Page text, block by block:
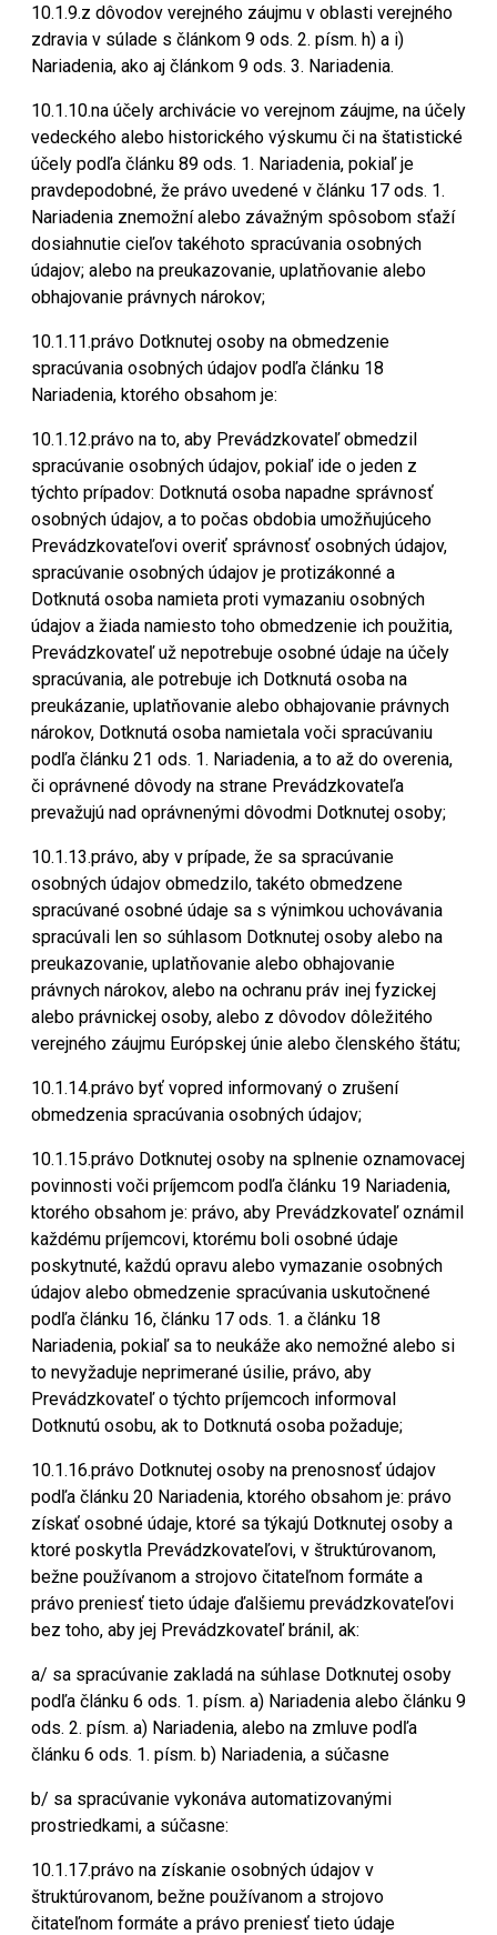
10.1.9.z dôvodov verejného záujmu v oblasti verejného
zdravia v súlade s článkom 9 ods. 2. písm. h) a i)
Nariadenia, ako aj článkom 9 ods. 3. Nariadenia.
10.1.10.na účely archivácie vo verejnom záujme, na účely
vedeckého alebo historického výskumu či na štatistické
účely podľa článku 89 ods. 1. Nariadenia, pokiaľ je
pravdepodobné, že právo uvedené v článku 17 ods. 1.
Nariadenia znemožní alebo závažným spôsobom sťaží
dosiahnutie cieľov takéhoto spracúvania osobných
údajov; alebo na preukazovanie, uplatňovanie alebo
obhajovanie právnych nárokov;
10.1.11.právo Dotknutej osoby na obmedzenie
spracúvania osobných údajov podľa článku 18
Nariadenia, ktorého obsahom je:
10.1.12.právo na to, aby Prevádzkovateľ obmedzil
spracúvanie osobných údajov, pokiaľ ide o jeden z
týchto prípadov: Dotknutá osoba napadne správnosť
osobných údajov, a to počas obdobia umožňujúceho
Prevádzkovateľovi overiť správnosť osobných údajov,
spracúvanie osobných údajov je protizákonné a
Dotknutá osoba namieta proti vymazaniu osobných
údajov a žiada namiesto toho obmedzenie ich použitia,
Prevádzkovateľ už nepotrebuje osobné údaje na účely
spracúvania, ale potrebuje ich Dotknutá osoba na
preukázanie, uplatňovanie alebo obhajovanie právnych
nárokov, Dotknutá osoba namietala voči spracúvaniu
podľa článku 21 ods. 1. Nariadenia, a to až do overenia,
či oprávnené dôvody na strane Prevádzkovateľa
prevažujú nad oprávnenými dôvodmi Dotknutej osoby;
10.1.13.právo, aby v prípade, že sa spracúvanie
osobných údajov obmedzilo, takéto obmedzene
spracúvané osobné údaje sa s výnimkou uchovávania
spracúvali len so súhlasom Dotknutej osoby alebo na
preukazovanie, uplatňovanie alebo obhajovanie
právnych nárokov, alebo na ochranu práv inej fyzickej
alebo právnickej osoby, alebo z dôvodov dôležitého
verejného záujmu Európskej únie alebo členského štátu;
10.1.14.právo byť vopred informovaný o zrušení
obmedzenia spracúvania osobných údajov;
10.1.15.právo Dotknutej osoby na splnenie oznamovacej
povinnosti voči príjemcom podľa článku 19 Nariadenia,
ktorého obsahom je: právo, aby Prevádzkovateľ oznámil
každému príjemcovi, ktorému boli osobné údaje
poskytnuté, každú opravu alebo vymazanie osobných
údajov alebo obmedzenie spracúvania uskutočnené
podľa článku 16, článku 17 ods. 1. a článku 18
Nariadenia, pokiaľ sa to neukáže ako nemožné alebo si
to nevyžaduje neprimerané úsilie, právo, aby
Prevádzkovateľ o týchto príjemcoch informoval
Dotknutú osobu, ak to Dotknutá osoba požaduje;
10.1.16.právo Dotknutej osoby na prenosnosť údajov
podľa článku 20 Nariadenia, ktorého obsahom je: právo
získať osobné údaje, ktoré sa týkajú Dotknutej osoby a
ktoré poskytla Prevádzkovateľovi, v štruktúrovanom,
bežne používanom a strojovo čitateľnom formáte a
právo preniesť tieto údaje ďalšiemu prevádzkovateľovi
bez toho, aby jej Prevádzkovateľ bránil, ak:
a/ sa spracúvanie zakladá na súhlase Dotknutej osoby
podľa článku 6 ods. 1. písm. a) Nariadenia alebo článku 9
ods. 2. písm. a) Nariadenia, alebo na zmluve podľa
článku 6 ods. 1. písm. b) Nariadenia, a súčasne
b/ sa spracúvanie vykonáva automatizovanými
prostriedkami, a súčasne:
10.1.17.právo na získanie osobných údajov v
štruktúrovanom, bežne používanom a strojovo
čitateľnom formáte a právo preniesť tieto údaje